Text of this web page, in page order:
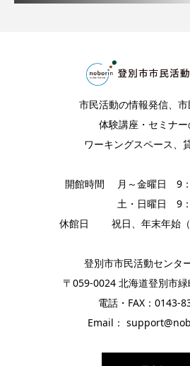
市民活動の情報発信、
体験講座・セミナ
ワーキングスペース、
開館時間 月～金曜日 9
土・日曜日 9：00
休館日 祝日、年末年始（
登別市市民活動センタ
〒059-0024 北海道登別市
電話・FAX：0143-
Email：